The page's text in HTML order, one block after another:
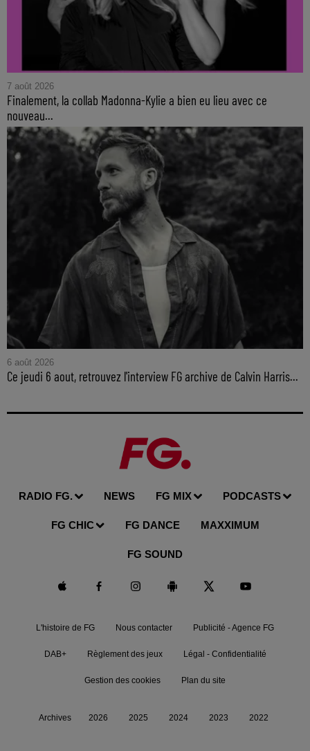
7 août 2026
Finalement, la collab Madonna-Kylie a bien eu lieu avec ce
nouveau...
6 août 2026
Ce jeudi 6 aout, retrouvez l'interview FG archive de Calvin Harris...
RADIO FG. NEWS FG MIX PODCASTS
FG CHIC FG DANCE MAXXIMUM
FG SOUND
L'histoire de FG Nous contacter Publicité - Agence FG
DAB+ Règlement des jeux Légal - Confidentialité
Gestion des cookies Plan du site
Archives 2026 2025 2024 2023 2022